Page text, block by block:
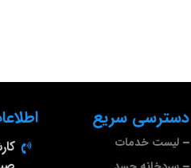
دسترسی سریع
لیست خدمات